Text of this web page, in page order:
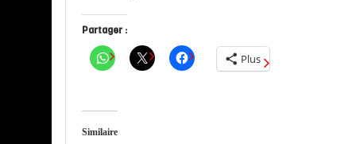
Partager :
Plus
Similaire